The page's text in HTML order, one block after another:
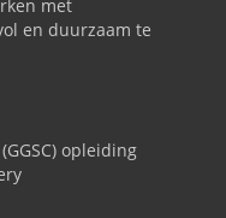
met
en duurzaam te
opleiding